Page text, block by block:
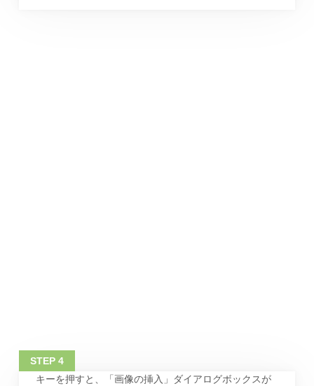
キーを押すと、「画像の挿入」ダイアログボックスが